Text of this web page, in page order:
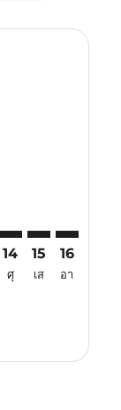
14
ศุ
15
เส
16
อา